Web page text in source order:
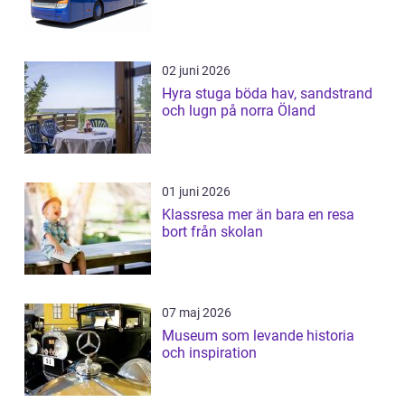
02 juni 2026
Hyra stuga böda hav, sandstrand
och lugn på norra Öland
01 juni 2026
Klassresa mer än bara en resa
bort från skolan
07 maj 2026
Museum som levande historia
och inspiration